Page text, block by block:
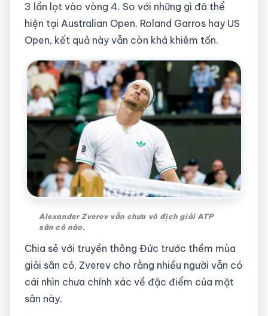
3 lần lọt vào vòng 4. So với những gì đã thể
hiện tại Australian Open, Roland Garros hay US
Open, kết quả này vẫn còn khá khiêm tốn.
Alexander Zverev vẫn chưa vô địch giải ATP
sân cỏ nào.
Chia sẻ với truyền thông Đức trước thềm mùa
giải sân cỏ, Zverev cho rằng nhiều người vẫn có
cái nhìn chưa chính xác về đặc điểm của mặt
sân này.